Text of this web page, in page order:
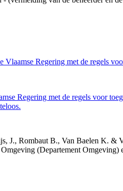
Regering met de regels
Regering met de regels voor
J., Rombaut B., Van Baelen K. &
(Departement Omgeving)